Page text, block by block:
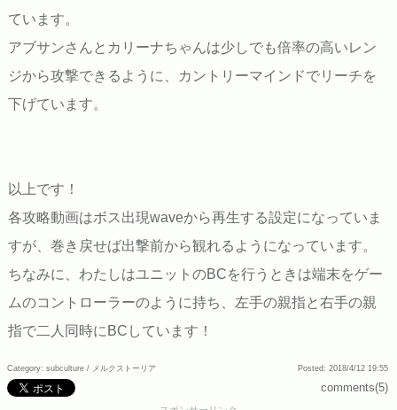
ています。
アブサンさんとカリーナちゃんは少しでも倍率の高いレン
ジから攻撃できるように、カントリーマインドでリーチを
下げています。
以上です！
各攻略動画はボス出現waveから再生する設定になっていま
すが、巻き戻せば出撃前から観れるようになっています。
ちなみに、わたしはユニットのBCを行うときは端末をゲー
ムのコントローラーのように持ち、左手の親指と右手の親
指で二人同時にBCしています！
Category: subculture / メルクストーリア Posted: 2018/4/12 19:55
comments(5)